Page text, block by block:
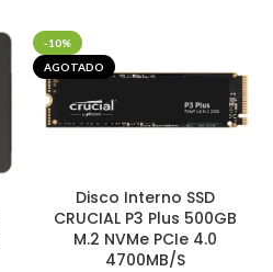
-10%
AGOTADO
Disco Interno SSD
CRUCIAL P3 Plus 500GB
M.2 NVMe PCIe 4.0
4700MB/S